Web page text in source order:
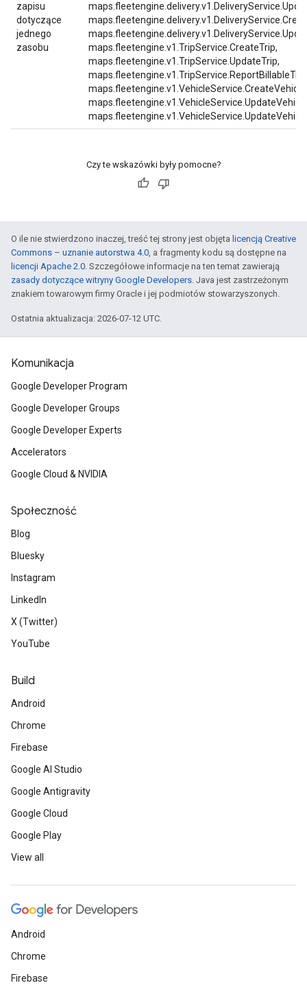
zapisu
dotyczące
jednego
zasobu
maps.fleetengine.v1.TripService.CreateTrip,
maps.fleetengine.v1.TripService.UpdateTrip,
maps.fleetengine.v1.VehicleService.CreateVehicle,
Czy te wskazówki były pomocne?
O ile nie stwierdzono inaczej, treść tej strony jest objęta licencją Creative
Commons – uznanie autorstwa 4.0, a fragmenty kodu są dostępne na
licencji Apache 2.0. Szczegółowe informacje na ten temat zawierają
zasady dotyczące witryny Google Developers. Java jest zastrzeżonym
znakiem towarowym firmy Oracle i jej podmiotów stowarzyszonych.
Ostatnia aktualizacja: 2026-07-12 UTC.
Komunikacja
Google Developer Program
Google Developer Groups
Google Developer Experts
Accelerators
Google Cloud & NVIDIA
Społeczność
Blog
Bluesky
Instagram
LinkedIn
X (Twitter)
YouTube
Build
Android
Chrome
Firebase
Google AI Studio
Google Antigravity
Google Cloud
Google Play
View all
Android
Chrome
Firebase